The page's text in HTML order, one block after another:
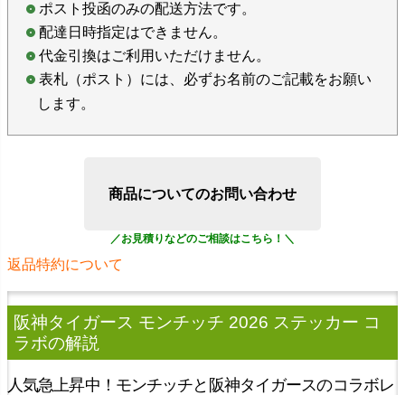
ポスト投函のみの配送方法です。
配達日時指定はできません。
代金引換はご利用いただけません。
表札（ポスト）には、必ずお名前のご記載をお願い
します。
商品についてのお問い合わせ
返品特約について
阪神タイガース モンチッチ 2026 ステッカー コ
ラボの解説
人気急上昇中！モンチッチと阪神タイガースのコラボレ